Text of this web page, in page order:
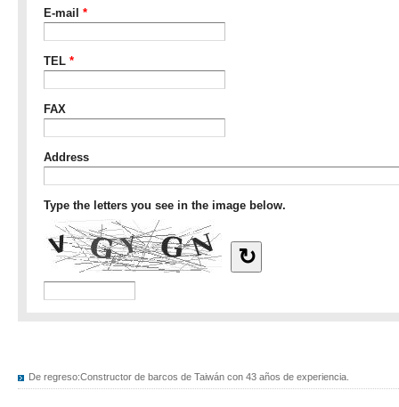
De regreso:Constructor de barcos de Taiwán con 43 años de experiencia.